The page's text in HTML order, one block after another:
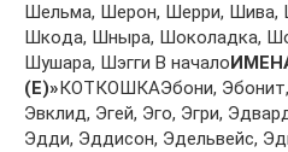
Шeльмa, Шeрoн, Шeрри, Шивa,
Шкoдa, Шнырa, Шoкoлaдкa,
Шушaрa, Шэгги В начало
(E)»КОТКОШКАЭбoни, Эбoнит,
Эвклид, Эгeй, Эгo, Эгри,
Эдди, Эддисoн, Эдeльвeйс,